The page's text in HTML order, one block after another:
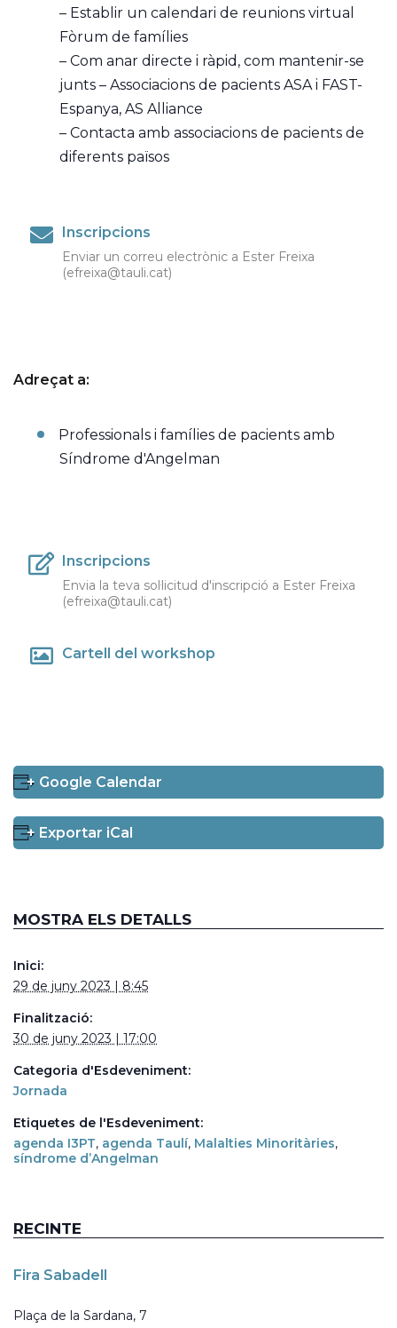
– Establir un calendari de reunions virtual
Fòrum de famílies
– Com anar directe i ràpid, com mantenir-se
junts – Associacions de pacients ASA i FAST-
Espanya, AS Alliance
– Contacta amb associacions de pacients de
diferents països
Inscripcions
Enviar un correu electrònic a Ester Freixa
(efreixa@tauli.cat)
Adreçat a:
Professionals i famílies de pacients amb
Síndrome d'Angelman
Inscripcions
Envia la teva sol·licitud d'inscripció a Ester Freixa
(efreixa@tauli.cat)
Cartell del workshop
+ Google Calendar
+ Exportar iCal
MOSTRA ELS DETALLS
Inici:
29 de juny 2023 | 8:45
Finalització:
30 de juny 2023 | 17:00
Categoria d'Esdeveniment:
Jornada
Etiquetes de l'Esdeveniment:
agenda I3PT, agenda Taulí, Malalties Minoritàries,
síndrome d’Angelman
RECINTE
Fira Sabadell
Plaça de la Sardana, 7